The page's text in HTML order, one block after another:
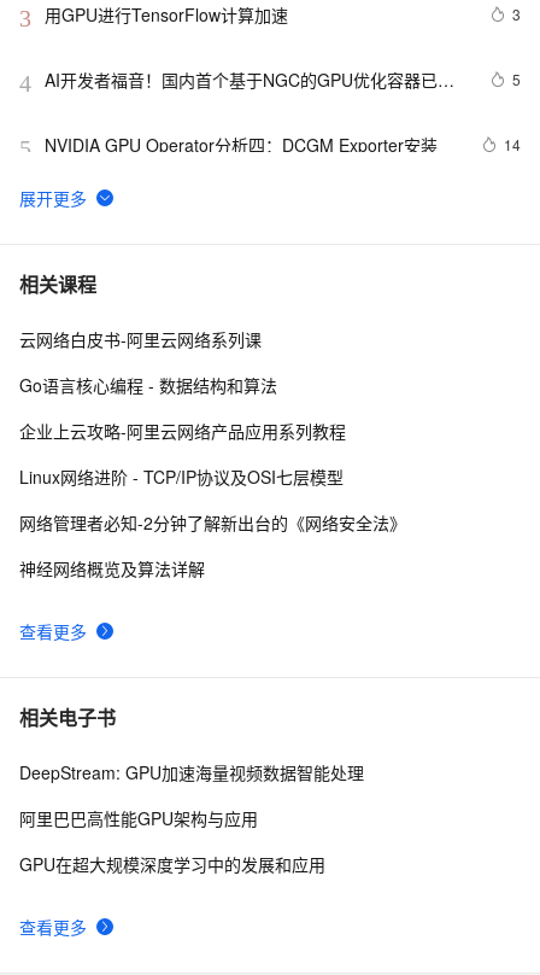
3 用GPU进行TensorFlow计算加速 3
4 AI开发者福音！国内首个基于NGC的GPU优化容器已在
5
5 NVIDIA GPU Operator分析四：DCGM Exporter安装 14
6
NVIDIA GPU Operator分析二：NVIDIA Container
7 构建高效GPU算力平台：挑战、策略与未来展望
8 探索AIGC未来：CPU源码优化、多GPU编程与中国算力
力创无限可能！
10 如何用 GPU硬件层加速优化Android系统的游戏流畅度
相关课程
查看更多
云网络白皮书-阿里云网络系列课
Go语言核心编程 - 数据结构和算法
企业上云攻略-阿里云网络产品应用系列教程
Linux网络进阶 - TCP/IP协议及OSI七层模型
网络管理者必知-2分钟了解新出台的《网络安全法》
神经网络概览及算法详解
相关电子书
查看更多
DeepStream: GPU加速海量视频数据智能处理
阿里巴巴高性能GPU架构与应用
GPU在超大规模深度学习中的发展和应用